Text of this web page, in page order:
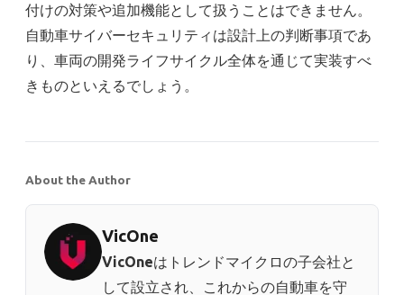
付けの対策や追加機能として扱うことはできません。
自動車サイバーセキュリティは設計上の判断事項であ
り、車両の開発ライフサイクル全体を通じて実装すべ
きものといえるでしょう。
About the Author
VicOne
VicOneはトレンドマイクロの子会社と
して設立され、これからの自動車を守